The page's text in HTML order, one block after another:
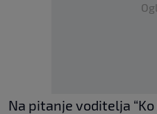
Na pitanje voditelja